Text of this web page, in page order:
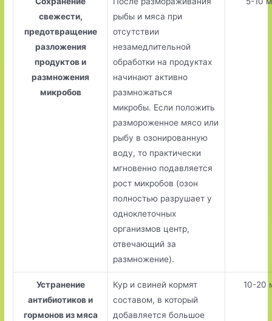
свежести,
предотвращение
разложения
продуктов и
размножения
микробов
рыбы и мяса при
отсутствии
незамедлительной
обработки на продуктах
начинают активно
размножаться
микробы. Если положить
размороженное мясо или
рыбу в озонированную
воду, то практически
мгновенно подавляется
рост микробов (озон
полностью разрушает у
одноклеточных
организмов центр,
отвечающий за
размножение).
Устранение
антибиотиков и
гормонов из мяса
Кур и свиней кормят
составом, в который
добавляется большое
10-20